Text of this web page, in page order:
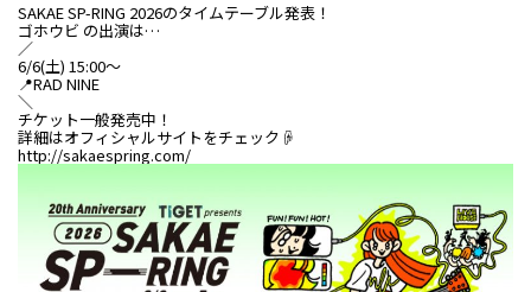
SAKAE SP-RING 2026のタイムテーブル発表！
ゴホウビ の出演は…
／
6/6(土) 15:00～
📍RAD NINE
＼
チケット一般発売中！
詳細はオフィシャルサイトをチェック☟
http://sakaespring.com/